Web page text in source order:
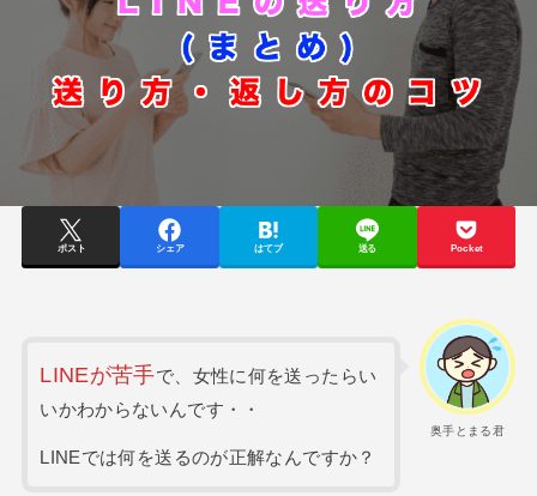
ポスト シェア はてブ 送る Pocket
奥手とまる君
LINEが苦手で、女性に何を送ったらい
いかわからないんです・・
LINEでは何を送るのが正解なんですか？